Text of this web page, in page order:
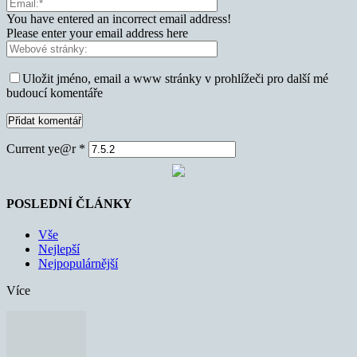
You have entered an incorrect email address!
Please enter your email address here
Uložit jméno, email a www stránky v prohlížeči pro další mé
budoucí komentáře
Current ye@r *
POSLEDNÍ ČLÁNKY
Vše
Nejlepší
Nejpopulárnější
Více